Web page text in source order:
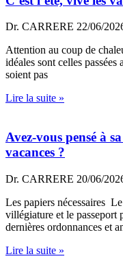
Dr. CARRERE 22/06/
Attention au coup de
idéales sont celles
soient pas
Lire la suite »
Avez-vous pensé à
vacances ?
Dr. CARRERE 20/06/
Les papiers nécessaires
villégiature et le passeport
dernières ordonnances et
Lire la suite »